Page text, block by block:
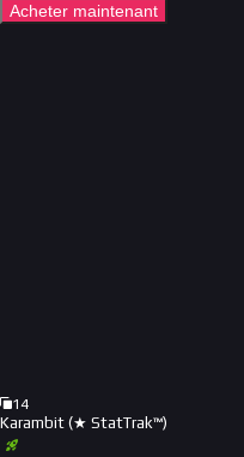
Acheter maintenant
14
Karambit (★ StatTrak™)